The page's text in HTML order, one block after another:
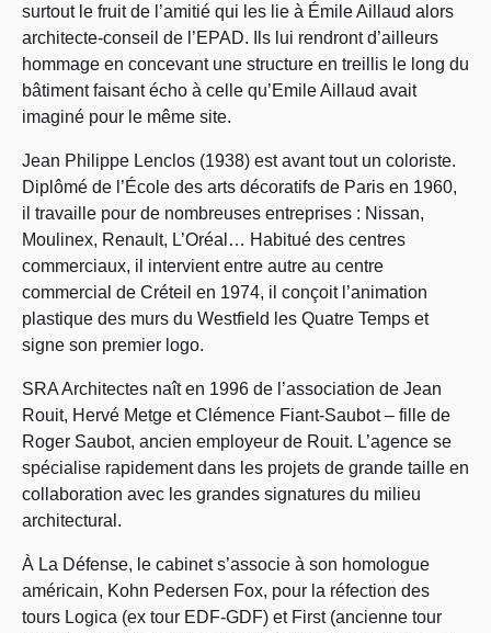
surtout le fruit de l’amitié qui les lie à Émile Aillaud alors
architecte-conseil de l’EPAD. Ils lui rendront d’ailleurs
hommage en concevant une structure en treillis le long du
bâtiment faisant écho à celle qu’Emile Aillaud avait
imaginé pour le même site.
Jean Philippe Lenclos (1938) est avant tout un coloriste.
Diplômé de l’École des arts décoratifs de Paris en 1960,
il travaille pour de nombreuses entreprises : Nissan,
Moulinex, Renault, L’Oréal… Habitué des centres
commerciaux, il intervient entre autre au centre
commercial de Créteil en 1974, il conçoit l’animation
plastique des murs du Westfield les Quatre Temps et
signe son premier logo.
SRA Architectes naît en 1996 de l’association de Jean
Rouit, Hervé Metge et Clémence Fiant-Saubot – fille de
Roger Saubot, ancien employeur de Rouit. L’agence se
spécialise rapidement dans les projets de grande taille en
collaboration avec les grandes signatures du milieu
architectural.
À La Défense, le cabinet s’associe à son homologue
américain, Kohn Pedersen Fox, pour la réfection des
tours Logica (ex tour EDF-GDF) et First (ancienne tour